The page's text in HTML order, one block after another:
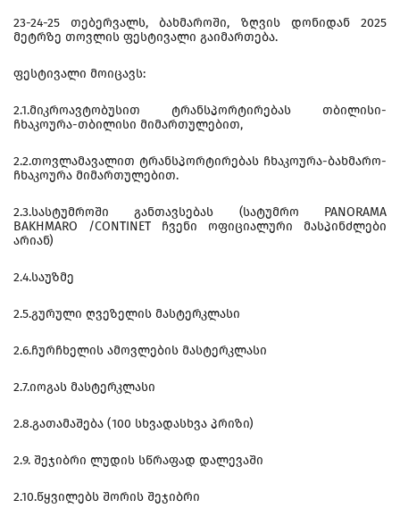
23-24-25 თებერვალს, ბახმაროში, ზღვის დონიდან 2025
მეტრზე თოვლის ფესტივალი გაიმართება.
ფესტივალი მოიცავს:
2.1.მიკროავტობუსით ტრანსპორტირებას თბილისი-
ჩხაკოურა-თბილისი მიმართულებით,
2.2.თოვლამავალით ტრანსპორტირებას ჩხაკოურა-ბახმარო-
ჩხაკოურა მიმართულებით.
2.3.სასტუმროში განთავსებას (სატუმრო PANORAMA
BAKHMARO /CONTINET ჩვენი ოფიციალური მასპინძლები
არიან)
2.4.საუზმე
2.5.გურული ღვეზელის მასტერკლასი
2.6.ჩურჩხელის ამოვლების მასტერკლასი
2.7.იოგას მასტერკლასი
2.8.გათამაშება (100 სხვადასხვა პრიზი)
2.9. შეჯიბრი ლუდის სწრაფად დალევაში
2.10.წყვილებს შორის შეჯიბრი